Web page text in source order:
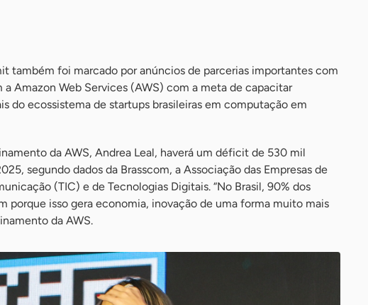
também foi marcado por anúncios de parcerias importantes com
a Amazon Web Services (AWS) com a meta de capacitar
do ecossistema de startups brasileiras em computação em
da AWS, Andrea Leal, haverá um déficit de 530 mil
segundo dados da Brasscom, a Associação das Empresas de
(TIC) e de Tecnologias Digitais. “No Brasil, 90% dos
porque isso gera economia, inovação de uma forma muito mais
da AWS.